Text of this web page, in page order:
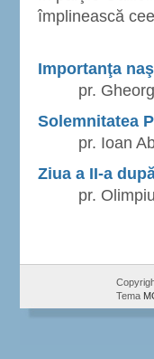
împlinească
Importanţa
pr.
Solemnitatea
pr. Ioan
Ziua a II-a
pr. Olimpiu
Tema